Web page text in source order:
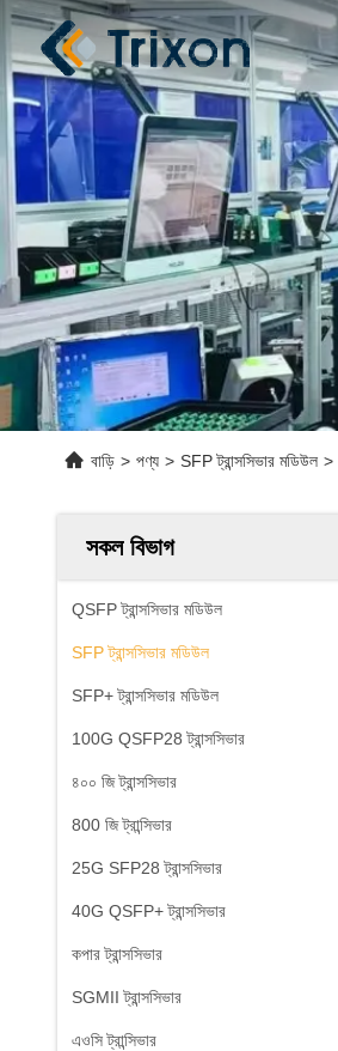
বাড়ি > পণ্য > SFP ট্রান্সসিভার মডিউল >
সকল বিভাগ
QSFP ট্রান্সসিভার মডিউল
SFP ট্রান্সসিভার মডিউল
SFP+ ট্রান্সসিভার মডিউল
100G QSFP28 ট্রান্সসিভার
৪০০ জি ট্রান্সসিভার
800 জি ট্রান্সিভার
25G SFP28 ট্রান্সসিভার
40G QSFP+ ট্রান্সসিভার
কপার ট্রান্সসিভার
SGMII ট্রান্সসিভার
এওসি ট্রান্সিভার